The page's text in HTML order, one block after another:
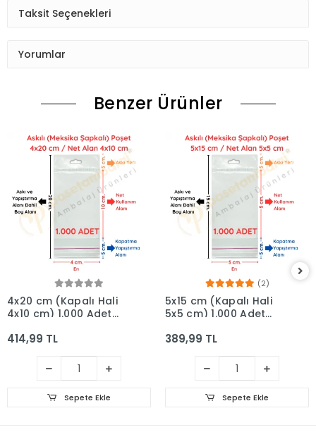
Taksit Seçenekleri
Yorumlar
Benzer Ürünler
4x20 cm (Kapalı Hali
4x10 cm) 1.000 Adet
Şapkalı Poşet
414,99 TL
Sepete Ekle
(2)
5x15 cm (Kapalı Hali
5x5 cm) 1.000 Adet
Şapkalı Poşet
389,99 TL
Sepete Ekle